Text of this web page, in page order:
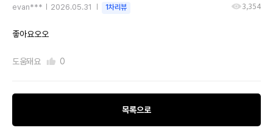
evan*** 2026.05.31 1차리뷰 3,354
좋아요오오
도움돼요 0
목록으로